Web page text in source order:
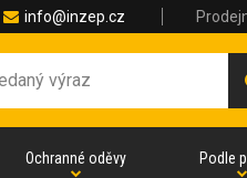
info@inzep.cz
Ochranné oděvy Podle